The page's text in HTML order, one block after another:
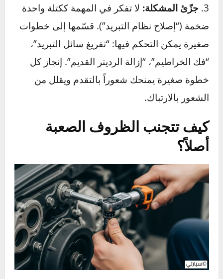
بحد ذاتها.
قاعدة الـ 15 دقيقة: إذا وجدت نفسك تدور في
حلقة مفرغة وتزداد غضباً، توقف فوراً. ابتعد عن
السيارة لمدة 15 دقيقة على الأقل. اشرب كوباً من
الماء، تمشَّ قليلاً. العودة بعقل صافٍ ومنظور جديد
يمكن أن يكشف عن حل بسيط كنت قد أغفلته
تماماً.
المشكلة. ابحث في يوتيوب أو منتديات السيارات
المتخصصة عن طراز سيارتك والمشكلة التي
تواجهها. مشاهدة شخص آخر وهو يقوم بالمهمة
بنجاح يمنحك الأمل ويوضح لك التقنية الصحيحة.
جزّئ المشكلة:لا تفكر في المهمة ككتلة واحدة
ضخمة (“إصلاح نظام التبريد”). قسّمها إلى خطوات